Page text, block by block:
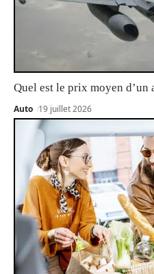
Quel est le prix moyen d’un
Auto 19 juillet 2026